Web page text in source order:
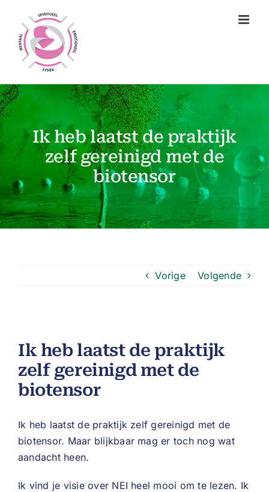
inhoud
Ik heb laatst de praktijk
zelf gereinigd met de
biotensor
Vorige Volgende
Ik heb laatst de praktijk
zelf gereinigd met de
biotensor
Ik heb laatst de praktijk zelf gereinigd met de
biotensor. Maar blijkbaar mag er toch nog wat
aandacht heen.
Ik vind je visie over NEI heel mooi om te lezen. Ik